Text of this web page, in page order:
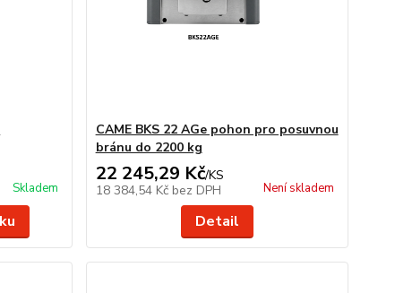
Skladem
CAME BKS 22 AGe pohon pro posuvnou
bránu do 2200 kg
22 245,29 Kč/KS
18 384,54 Kč bez DPH Není skladem
Detail